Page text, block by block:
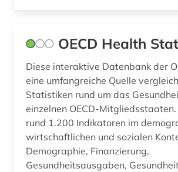
sitc (1)
sozialausgabe (2)
sozialausgaben (1)
soziale sicherheit (1)
sozialpolitik (3)
sozialstatistik (1)
OECD Health
Diese interaktive Datenbank der
eine umfangreiche Quelle
Statistiken rund um das
einzelnen OECD-
rund 1.200 Indikatoren im
wirtschaftlichen und sozialen
Demographie, Finanzierung,
Gesundheitsausgaben,